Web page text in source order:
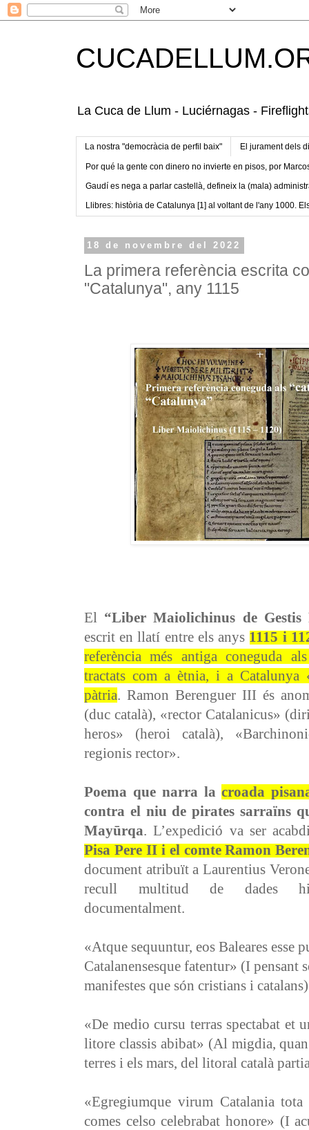
La Cuca de Llum - Luciérnagas -
La nostra "democràcia de perfil baix" El jurament dels
Por qué la gente con dinero no invierte en pisos, por
Gaudí es nega a parlar castellà, defineix la (mala)
Llibres: història de Catalunya [1] al voltant de l'any 1000.
18 de novembre del 2022
La primera referència escrita
"Catalunya", any 1115
El “Liber Maiolichinus de
escrit en llatí entre els anys 1115 i
referència més antiga coneguda als
tractats com a ètnia, i a Catalunya
pàtria. Ramon Berenguer III és
(duc català), «rector Catalanicus»
heros» (heroi català),
regionis rector».
Poema que narra lacroada
contra el niu de pirates sarraïns
Mayūrqa. L’expedició va ser
Pisa Pere II i el comte Ramon
document atribuït a Laurentius
recull multitud de dades
documentalment.
«Atque sequuntur, eos Baleares esse
Catalanensesque fatentur» (I pensant
manifestes que són cristians i
«De medio cursu terras spectabat et
litore classis abibat» (Al migdia,
terres i els mars, del litoral català
«Egregiumque virum Catalania tota
comes celso celebrabat honore» (I